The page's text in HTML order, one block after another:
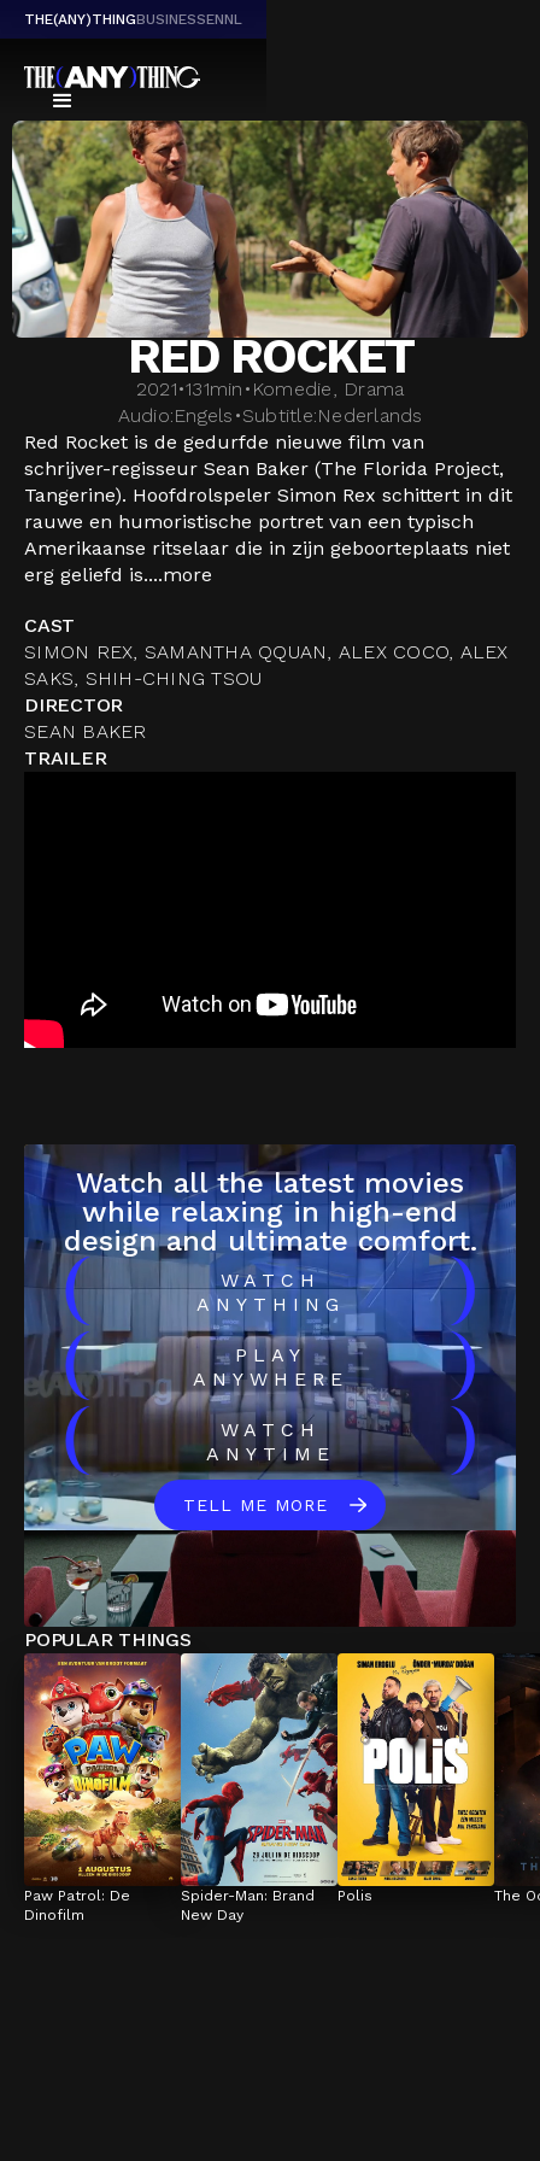
THE(ANY)THINGBUSINESSENNL
RED ROCKET
2021•131min • Komedie, Drama
Audio:Engels •Subtitle:Nederlands
Red Rocket is de gedurfde nieuwe film van
schrijver-regisseur Sean Baker (The Florida Project,
Tangerine). Hoofdrolspeler Simon Rex schittert in dit
rauwe en humoristische portret van een typisch
Amerikaanse ritselaar die in zijn geboorteplaats niet
erg geliefd is....more
CAST
SIMON REX, SAMANTHA QQUAN, ALEX COCO, ALEX
SAKS, SHIH-CHING TSOU
DIRECTOR
SEAN BAKER
TRAILER
Watch all the latest movies
while relaxing in high-end
design and ultimate comfort.
(
WATCH
ANYTHING
)
(
PLAY
ANYWHERE
)
(
WATCH
ANYTIME
)
TELL ME MORE
POPULAR THINGS
Paw Patrol: De
Dinofilm
Spider-Man: Brand
New Day
Polis The